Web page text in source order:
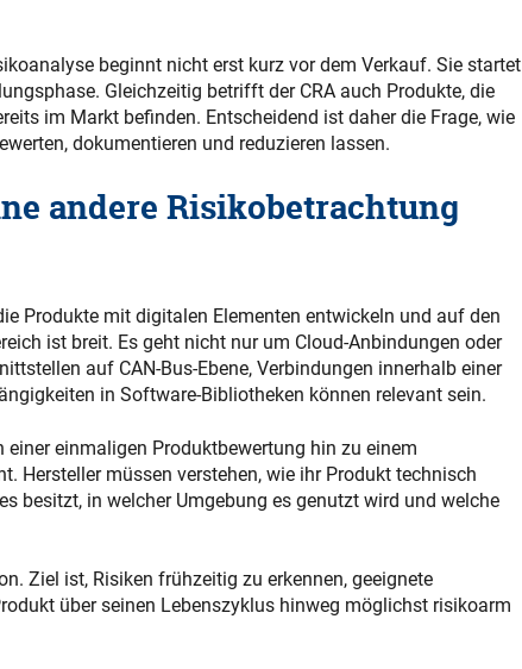
beginnt nicht erst kurz vor dem Verkauf. Sie startet
Gleichzeitig betrifft der CRA auch Produkte, die
im Markt befinden. Entscheidend ist daher die Frage, wie
dokumentieren und reduzieren lassen.
andere Risikobetrachtung
Produkte mit digitalen Elementen entwickeln und auf den
ist breit. Es geht nicht nur um Cloud-Anbindungen oder
auf CAN-Bus-Ebene, Verbindungen innerhalb einer
in Software-Bibliotheken können relevant sein.
einmaligen Produktbewertung hin zu einem
Hersteller müssen verstehen, wie ihr Produkt technisch
besitzt, in welcher Umgebung es genutzt wird und welche
Ziel ist, Risiken frühzeitig zu erkennen, geeignete
über seinen Lebenszyklus hinweg möglichst risikoarm